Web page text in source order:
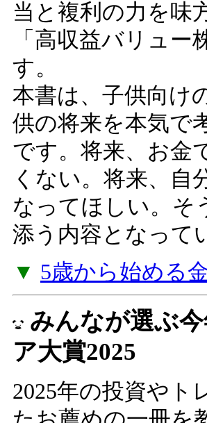
当収益バリュー
資産5億円の現役
が配当と複利の力
産を育てた「高収
法」を明かします
本書は、子供向け
供の将来を本気で
です。将来、お金
くない。将来、自
なってほしい。そ
添う内容となって
▼ 5歳から始める
みんなが選ぶ